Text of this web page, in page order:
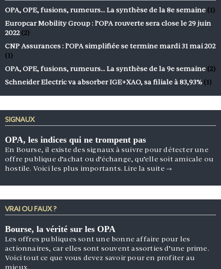
OPA, OPE, fusions, rumeurs… La synthèse de la 8e semaine (1)
Europcar Mobility Group : l’OPA rouverte sera close le 29 juin
2022 (2)
CNP Assurances : l’OPA simplifiée se termine mardi 31 mai 202
(1)
OPA, OPE, fusions, rumeurs… La synthèse de la 9e semaine (2)
Schneider Electric va absorber IGE+XAO, sa filiale à 83,93% (1)
SIGNAUX
OPA, les indices qui ne trompent pas
En Bourse, il existe des signaux à suivre pour détecter une
offre publique d’achat ou d’échange, qu’elle soit amicale ou
hostile. Voici les plus importants.Lire la suite →
VRAI OU FAUX ?
Bourse, la vérité sur les OPA
Les offres publiques sont une bonne affaire pour les
actionnaires, car elles sont souvent assorties d’une prime.
Voici tout ce que vous devez savoir pour en profiter au
mieux.